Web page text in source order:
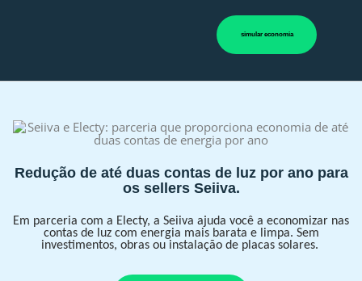
simular economia
Redução de até duas contas de luz por ano para
os sellers Seiiva.
Em parceria com a Electy, a Seiiva ajuda você a economizar nas
contas de luz com energia mais barata e limpa. Sem
investimentos, obras ou instalação de placas solares.